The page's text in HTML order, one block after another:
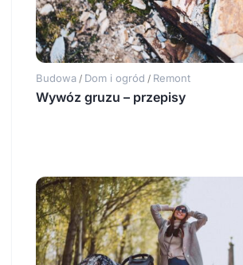
Budowa / Dom i ogród / Remont
Wywóz gruzu – przepisy